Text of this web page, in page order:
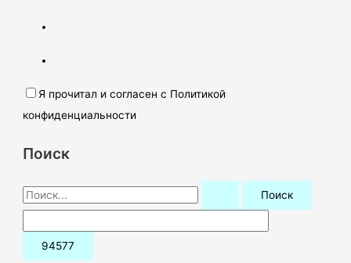
Я прочитал и согласен с Политикой
конфиденциальности
Поиск
П
о
и